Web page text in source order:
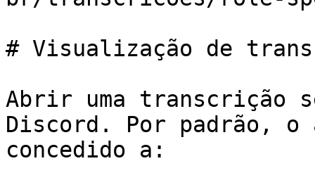
# Visualização de
Abrir uma transcrição
Discord. Por padrão, o
concedido a: